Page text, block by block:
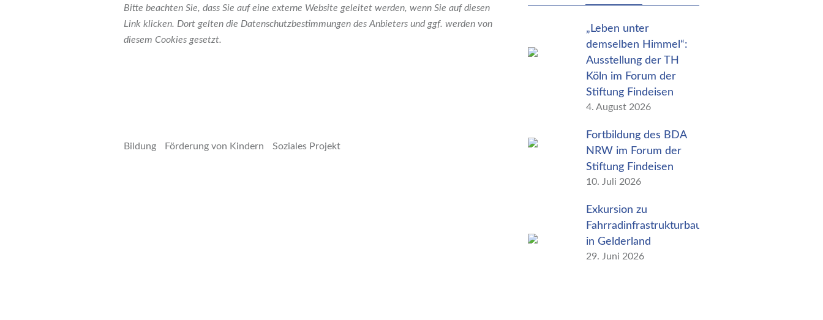
Bitte beachten Sie, dass Sie auf eine externe Website geleitet werden, wenn Sie auf diesen
Link klicken. Dort gelten die Datenschutzbestimmungen des Anbieters und ggf. werden von
diesem Cookies gesetzt.
Bildung Förderung von Kindern Soziales Projekt
„Leben unter
demselben Himmel“:
Ausstellung der TH
Köln im Forum der
Stiftung Findeisen
4. August 2026
Fortbildung des BDA
NRW im Forum der
Stiftung Findeisen
10. Juli 2026
Exkursion zu
Fahrradinfrastrukturbauten
in Gelderland
29. Juni 2026